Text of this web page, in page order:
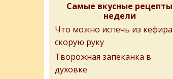
Самые вкусные рецепты
недели
Что можно испечь из
скорую руку
Творожная запеканка в
духовке